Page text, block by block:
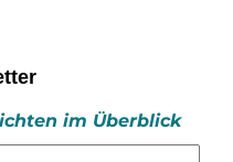
im Überblick